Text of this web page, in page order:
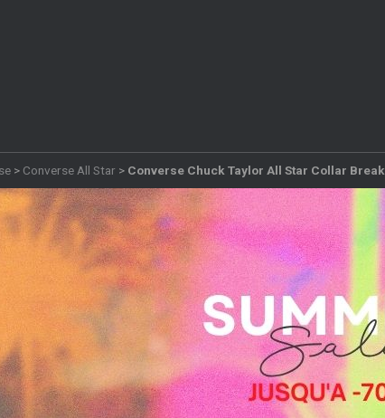
> Converse All Star > Converse Chuck Taylor All Star Collar Break